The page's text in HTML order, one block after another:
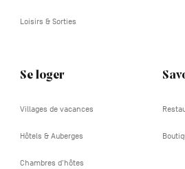
Loisirs & Sorties
Se loger
Villages de vacances
Hôtels & Auberges
Chambres d'hôtes